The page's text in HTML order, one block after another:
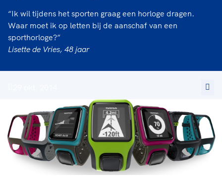
“Ik wil tijdens het sporten graag een horloge dragen.
Waar moet ik op letten bij de aanschaf van een
sporthorloge?”
Lisette de Vries, 48 jaar